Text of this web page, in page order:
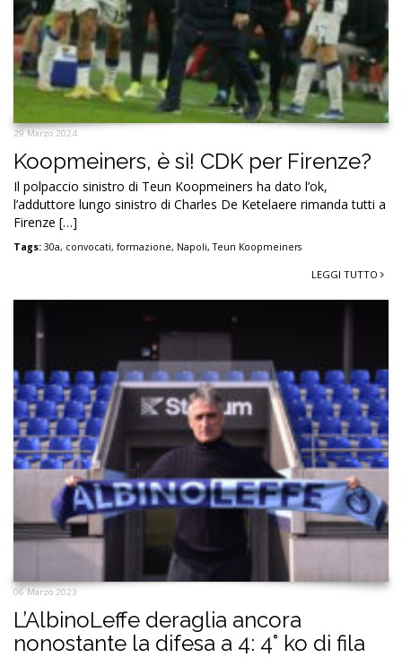
29 Marzo 2024
Koopmeiners, è sì! CDK per Firenze?
Il polpaccio sinistro di Teun Koopmeiners ha dato l’ok,
l’adduttore lungo sinistro di Charles De Ketelaere rimanda tutti a
Firenze […]
Tags: 30a, convocati, formazione, Napoli,Teun Koopmeiners
LEGGI TUTTO
06 Marzo 2023
L’AlbinoLeffe deraglia ancora
nonostante la difesa a 4: 4° ko di fila